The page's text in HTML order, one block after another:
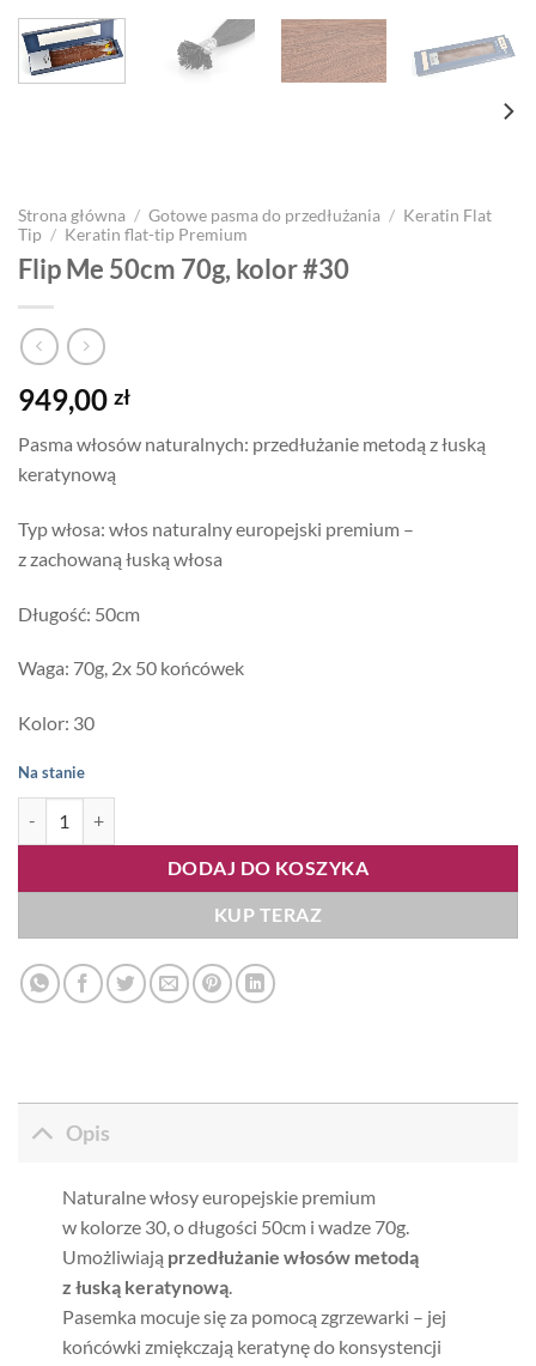
Strona główna / Gotowe pasma do przedłużania / Keratin Flat
Tip / Keratin flat-tip Premium
Flip Me 50cm 70g, kolor #30
949,00 zł
Pasma włosów naturalnych: przedłużanie metodą z łuską
keratynową
Typ włosa: włos naturalny europejski premium –
z zachowaną łuską włosa
Długość: 50cm
Waga: 70g, 2x 50 końcówek
Kolor: 30
Na stanie
DODAJ DO KOSZYKA
KUP TERAZ
Opis
Naturalne włosy europejskie premium
w kolorze 30, o długości 50cm i wadze 70g.
Umożliwiają przedłużanie włosów metodą
z łuską keratynową.
Pasemka mocuje się za pomocą zgrzewarki – jej
końcówki zmiękczają keratynę do konsystencji